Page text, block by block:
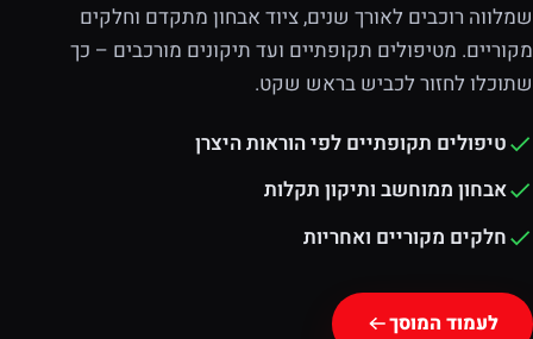
שמלווה רוכבים לאורך שנים, ציוד אבחון מתקדם וחלקים
מקוריים. מטיפולים תקופתיים ועד תיקונים מורכבים – כך
שתוכלו לחזור לכביש בראש שקט.
טיפולים תקופתיים לפי הוראות היצרן
אבחון ממוחשב ותיקון תקלות
חלקים מקוריים ואחריות
לעמוד המוסך